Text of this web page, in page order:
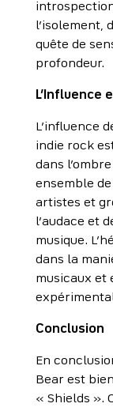
l’isolement,
quête de
profondeur.
L’Influence
L’influence
indie rock
dans
ensemble
artistes et
l’audace et
musique.
dans la
musicaux et
Conclusion
En
Bear est
« Shields ».